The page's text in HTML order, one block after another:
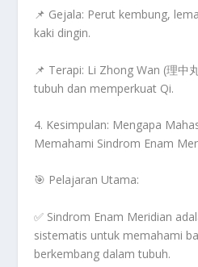
📌 Gejala: Perut kembung,
kaki dingin.
📌 Terapi: Li Zhong Wan (理中
tubuh dan memperkuat Qi.
4. Kesimpulan: Mengapa
Memahami Sindrom Enam
🎯 Pelajaran Utama:
✅ Sindrom Enam Meridian
sistematis untuk memahami
berkembang dalam tubuh.